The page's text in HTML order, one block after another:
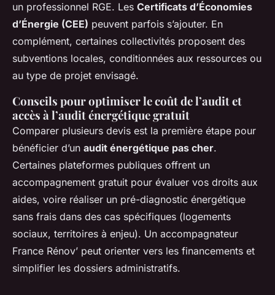
un professionnel RGE. Les Certificats d’Économies
d’Énergie (CEE) peuvent parfois s’ajouter. En
complément, certaines collectivités proposent des
subventions locales, conditionnées aux ressources ou
au type de projet envisagé.
Conseils pour optimiser le coût de l’audit et
accès à l’audit énergétique gratuit
Comparer plusieurs devis est la première étape pour
bénéficier d’un audit énergétique pas cher.
Certaines plateformes publiques offrent un
accompagnement gratuit pour évaluer vos droits aux
aides, voire réaliser un pré-diagnostic énergétique
sans frais dans des cas spécifiques (logements
sociaux, territoires à enjeu). Un accompagnateur
France Rénov’ peut orienter vers les financements et
simplifier les dossiers administratifs.